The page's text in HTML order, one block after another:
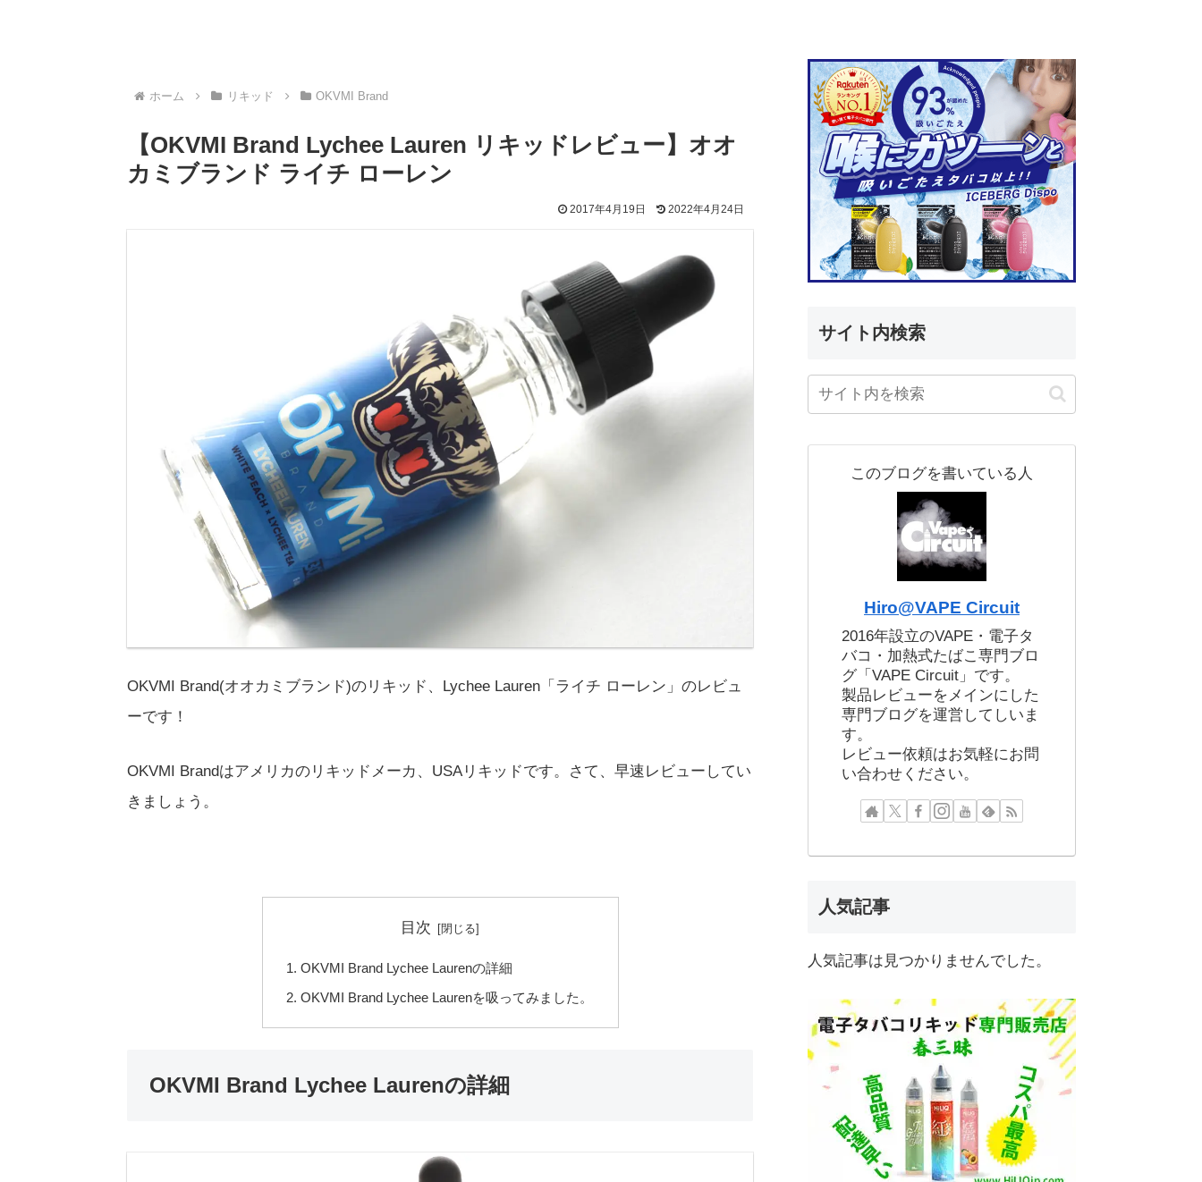
ホーム リキッド OKVMI Brand
【OKVMI Brand Lychee Lauren リキッドレビュー】オオ
カミブランド ライチ ローレン
2017年4月19日 2022年4月24日
OKVMI Brand(オオカミブランド)のリキッド、Lychee Lauren「ライチ ローレン」のレビュ
ーです！
OKVMI Brandはアメリカのリキッドメーカ、USAリキッドです。さて、早速レビューしてい
きましょう。
目次
OKVMI Brand Lychee Laurenの詳細
OKVMI Brand Lychee Laurenを吸ってみました。
OKVMI Brand Lychee Laurenの詳細
サイト内検索
このブログを書いている人
Hiro@VAPE Circuit
2016年設立のVAPE・電子タ
バコ・加熱式たばこ専門ブロ
グ「VAPE Circuit」です。
製品レビューをメインにした
専門ブログを運営してしいま
す。
レビュー依頼はお気軽にお問
い合わせください。
人気記事
人気記事は見つかりませんでした。